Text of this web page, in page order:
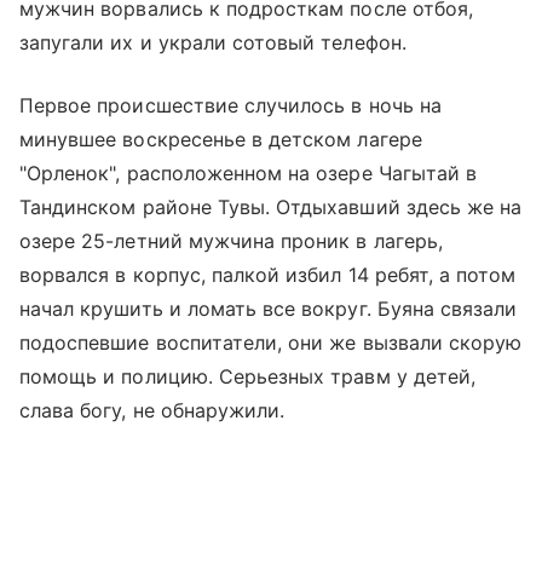
мужчин ворвались к подросткам после отбоя,
запугали их и украли сотовый телефон.
Первое происшествие случилось в ночь на
минувшее воскресенье в детском лагере
"Орленок", расположенном на озере Чагытай в
Тандинском районе Тувы. Отдыхавший здесь же на
озере 25-летний мужчина проник в лагерь,
ворвался в корпус, палкой избил 14 ребят, а потом
начал крушить и ломать все вокруг. Буяна связали
подоспевшие воспитатели, они же вызвали скорую
помощь и полицию. Серьезных травм у детей,
слава богу, не обнаружили.